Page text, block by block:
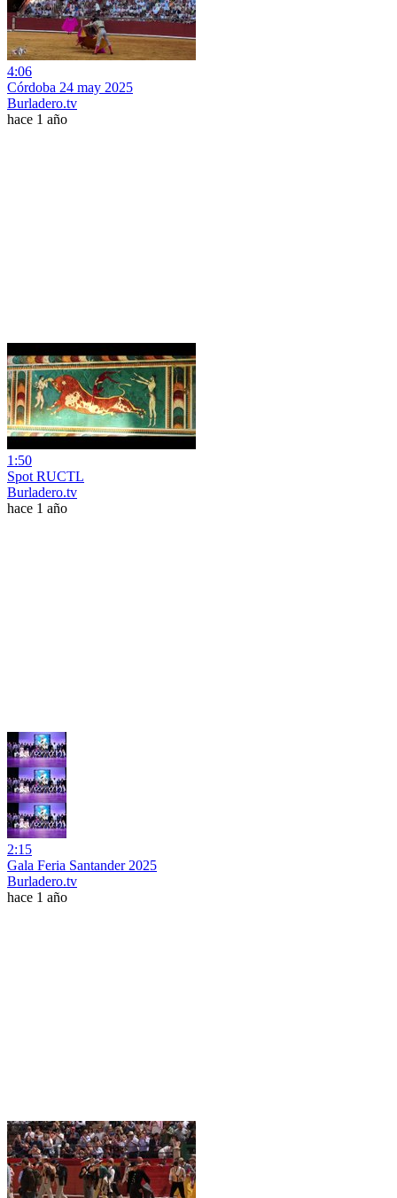
4:06
Córdoba 24 may 2025
Burladero.tv
hace 1 año
1:50
Spot RUCTL
Burladero.tv
hace 1 año
2:15
Gala Feria Santander 2025
Burladero.tv
hace 1 año